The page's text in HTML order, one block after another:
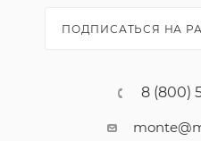
ПОДПИСАТЬСЯ НА
8 (800)